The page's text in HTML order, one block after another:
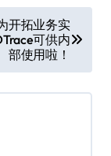
开拓业务实
可供内
部使用啦！